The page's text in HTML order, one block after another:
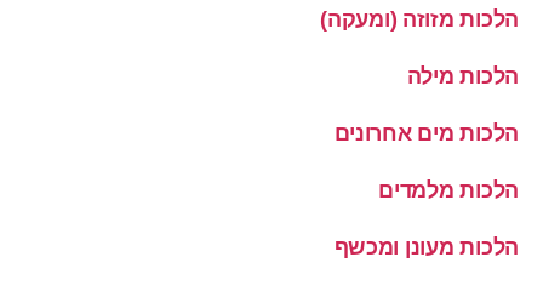
הלכות מזוזה (ומעקה)
הלכות מילה
הלכות מים אחרונים
הלכות מלמדים
הלכות מעונן ומכשף